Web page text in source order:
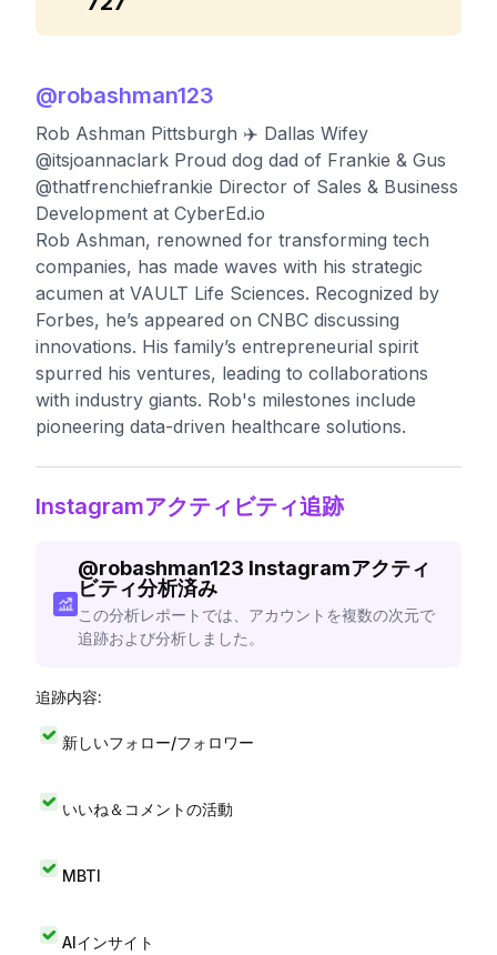
@robashman123
Rob Ashman Pittsburgh ✈️ Dallas Wifey
@itsjoannaclark Proud dog dad of Frankie & Gus
@thatfrenchiefrankie Director of Sales & Business
Development at CyberEd.io
Rob Ashman, renowned for transforming tech
companies, has made waves with his strategic
acumen at VAULT Life Sciences. Recognized by
Forbes, he’s appeared on CNBC discussing
innovations. His family’s entrepreneurial spirit
spurred his ventures, leading to collaborations
with industry giants. Rob's milestones include
pioneering data-driven healthcare solutions.
Instagramアクティビティ追跡
@robashman123 Instagramアクティ
ビティ分析済み
この分析レポートでは、アカウントを複数の次元で
追跡および分析しました。
追跡内容:
新しいフォロー/フォロワー
いいね＆コメントの活動
MBTI
AIインサイト